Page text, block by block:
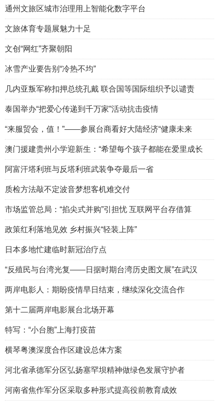
通州文旅区城市治理用上智能化数字平台
文旅体育专题展魅力十足
文创“网红”齐聚朝阳
冰雪产业要告别“冷热不均”
几内亚叛军称扣押总统孔戴 联合国等国际组织予以谴责
泰国举办“把爱心传递到千万家”活动抗击疫情
“来服贸会，值！”——参展台商看好大陆经济“健康未来
澳门援建贵州小学迎新生：“希望每个孩子都能在爱里成长
阿富汗塔利班与反塔利班武装争夺最后一省
质检方法敲不定波音梦想客机难交付
市场监管总局：“掐尖式并购”引担忧 互联网平台存借算
政策红利落地见效 乡村振兴“轻装上阵”
日本多地忙建临时新冠治疗点
“反殖民与台湾光复——日据时期台湾历史图文展”在武汉
两岸电影人：期盼疫情早日结束，继续深化交流合作
第十二届两岸电影展台北场开幕
特写：“小台胞”上海打疫苗
横琴粤澳深度合作区建设总体方案
河北省承德军分区弘扬塞罕坝精神做绿色发展守护者
河南省焦作军分区采取多种形式提高役前教育成效